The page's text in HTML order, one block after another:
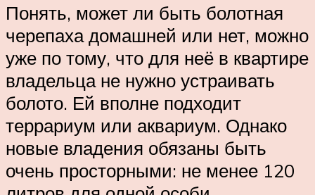
Понять, может ли быть болотная
черепаха домашней или нет, можно
уже по тому, что для неё в квартире
владельца не нужно устраивать
болото. Ей вполне подходит
террариум или аквариум. Однако
новые владения обязаны быть
очень просторными: не менее 120